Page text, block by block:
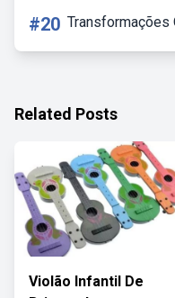
#20 Transformações
Related Posts
Violão Infantil De